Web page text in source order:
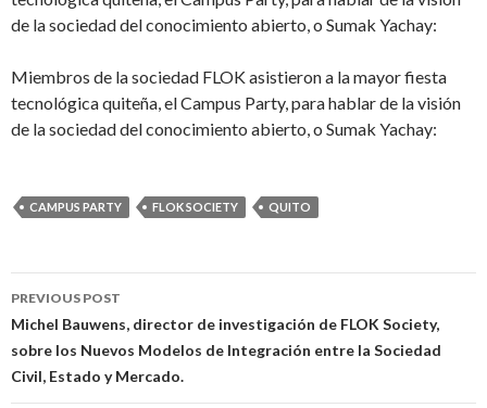
de la sociedad del conocimiento abierto, o Sumak Yachay:
Miembros de la sociedad FLOK asistieron a la mayor fiesta
tecnológica quiteña, el Campus Party, para hablar de la visión
de la sociedad del conocimiento abierto, o Sumak Yachay:
CAMPUS PARTY FLOK SOCIETY QUITO
Post navigation
PREVIOUS POST
Michel Bauwens, director de investigación de FLOK Society,
sobre los Nuevos Modelos de Integración entre la Sociedad
Civil, Estado y Mercado.